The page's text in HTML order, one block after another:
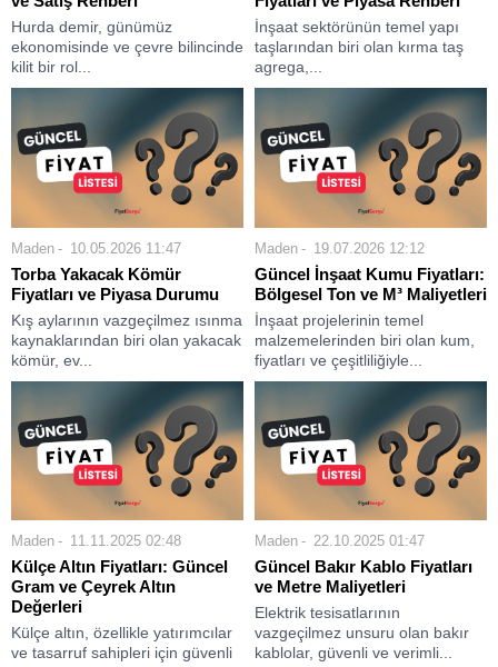
Hurda demir, günümüz
ekonomisinde ve çevre bilincinde
kilit bir rol...
İnşaat sektörünün temel yapı
taşlarından biri olan kırma taş
agrega,...
Maden 10.05.2026 11:47
Torba Yakacak Kömür
Fiyatları ve Piyasa Durumu
Kış aylarının vazgeçilmez ısınma
kaynaklarından biri olan yakacak
kömür, ev...
Maden 19.07.2026 12:12
Güncel İnşaat Kumu Fiyatları:
Bölgesel Ton ve M³ Maliyetleri
İnşaat projelerinin temel
malzemelerinden biri olan kum,
fiyatları ve çeşitliliğiyle...
Maden 11.11.2025 02:48
Külçe Altın Fiyatları: Güncel
Gram ve Çeyrek Altın
Değerleri
Külçe altın, özellikle yatırımcılar
ve tasarruf sahipleri için güvenli
Maden 22.10.2025 01:47
Güncel Bakır Kablo Fiyatları
ve Metre Maliyetleri
Elektrik tesisatlarının
vazgeçilmez unsuru olan bakır
kablolar, güvenli ve verimli...